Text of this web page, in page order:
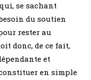
se sachant
du soutien
rester au
donc, de ce fait,
et
en simple